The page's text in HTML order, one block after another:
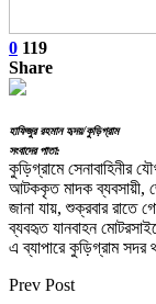
0 119
Share
হাফিজুর রহমান হৃদয়/কুড়িগ্রাম
সংবাদের পাতা:
কুড়িগ্রামে সেনাবাহিনীর
আটককৃত মাদক ব্যবসায়ী,
জানা যায়, শুক্রবার রাতে
ব্যবহৃত যানবাহন
এ ব্যাপারে কুড়িগ্রাম সদর
Prev Post